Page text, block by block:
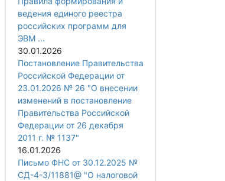
ведения единого реестра
российских программ для
ЭВМ ...
30.01.2026
Постановление Правительства
Российской Федерации от
23.01.2026 № 26 "О внесении
изменений в постановление
Правительства Российской
Федерации от 26 декабря
2011 г. № 1137"
16.01.2026
Письмо ФНС от 30.12.2025 №
СД-4-3/11881@ "О налоговой